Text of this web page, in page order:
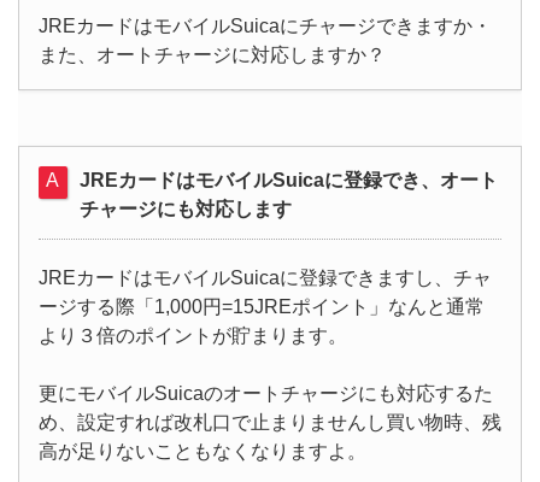
JREカードはモバイルSuicaにチャージできますか・
また、オートチャージに対応しますか？
JREカードはモバイルSuicaに登録でき、オート
チャージにも対応します
JREカードはモバイルSuicaに登録できますし、チャ
ージする際「1,000円=15JREポイント」なんと通常
より３倍のポイントが貯まります。
更にモバイルSuicaのオートチャージにも対応するた
め、設定すれば改札口で止まりませんし買い物時、残
高が足りないこともなくなりますよ。